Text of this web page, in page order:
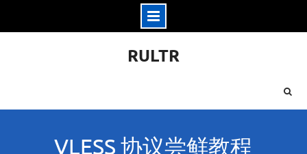
RULTR
VLESS 协议尝鲜教程